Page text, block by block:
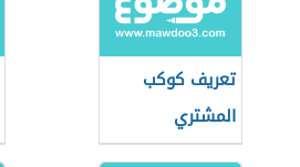
تعريف كوكب
المشتري